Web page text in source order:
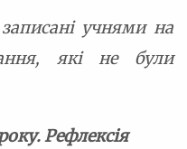
учнями на
які не були
Рефлексія